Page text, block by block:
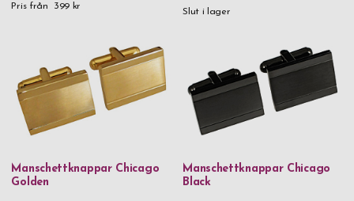
Pris från 399 kr
Slut i lager
Manschettknappar Chicago
Golden
Manschettknappar Chicago
Black